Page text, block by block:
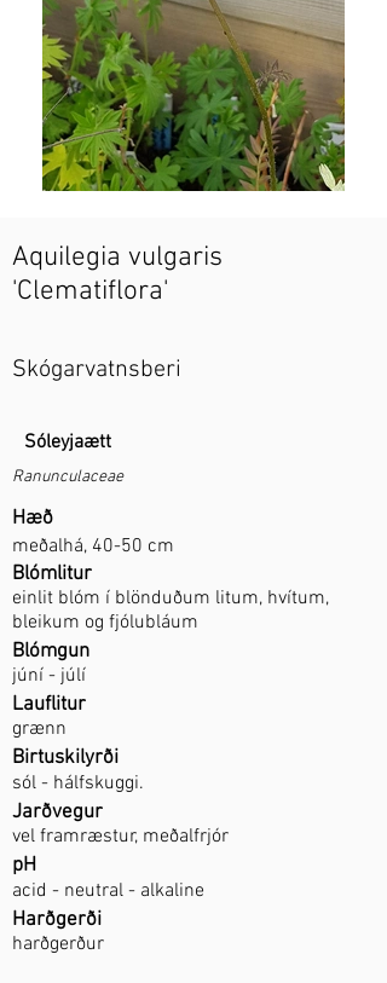
Aquilegia vulgaris
'Clematiflora'
Skógarvatnsberi
Sóleyjaætt
Ranunculaceae
Hæð
meðalhá, 40-50 cm
Blómlitur
einlit blóm í blönduðum litum, hvítum,
bleikum og fjólubláum
Blómgun
júní - júlí
Lauflitur
grænn
Birtuskilyrði
sól - hálfskuggi.
Jarðvegur
vel framræstur, meðalfrjór
pH
acid - neutral - alkaline
Harðgerði
harðgerður